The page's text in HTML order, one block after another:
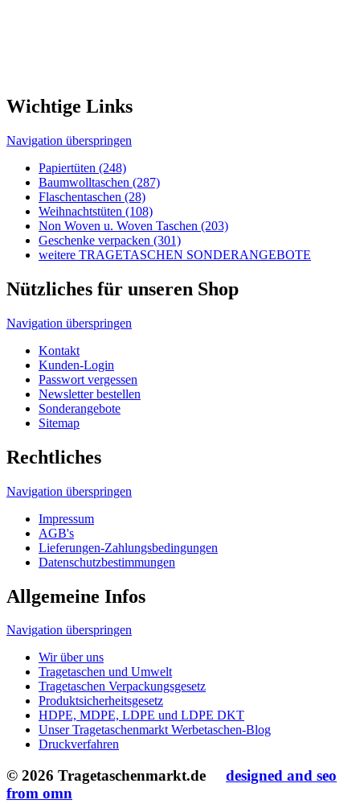
Navigation überspringen
Wir über uns
Tragetaschen und Umwelt
Tragetaschen Verpackungsgesetz
Produktsicherheitsgesetz
HDPE, MDPE, LDPE und LDPE DKT
Unser Tragetaschenmarkt Werbetaschen-Blog
Druckverfahren
© 2026 Tragetaschenmarkt.dedesigned and seo
from omn